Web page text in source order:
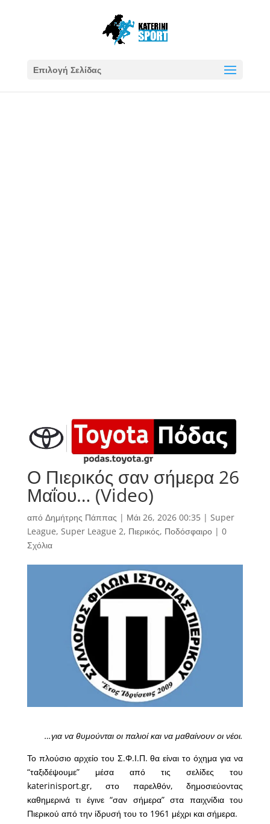
Επιλογή Σελίδας
Ο Πιερικός σαν σήμερα 26
Μαΐου… (Video)
από Δημήτρης Πάππας | Μάι 26, 2026 00:35| Super
League, Super League 2, Πιερικός, Ποδόσφαιρο| 0
Σχόλια
…για να θυμούνται οι παλιοί και να μαθαίνουν οι νέοι.
Το πλούσιο αρχείο του Σ.Φ.Ι.Π. θα είναι το όχημα για να
“ταξιδέψουμε” μέσα από τις σελίδες του
katerinisport.gr, στο παρελθόν, δημοσιεύοντας
καθημερινά τι έγινε “σαν σήμερα” στα παιχνίδια του
Πιερικού από την ίδρυσή του το 1961 μέχρι και σήμερα.